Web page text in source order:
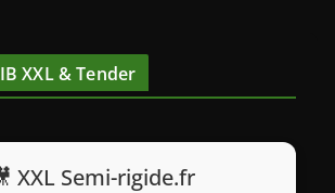
XXL & Tender
XXL Semi-rigide.fr